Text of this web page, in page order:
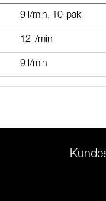
9 l/min, 10-pak
12 l/min
9 l/min